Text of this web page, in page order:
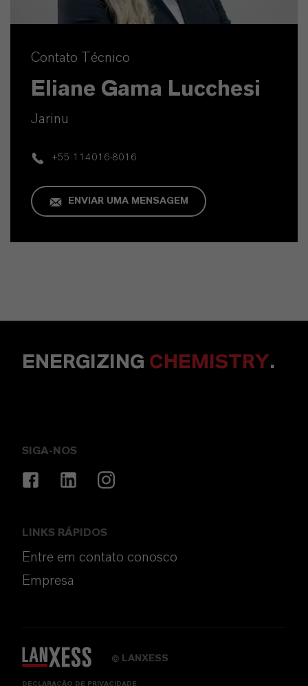
Contato Técnico
Eliane Gama Lucchesi
Jarinu
+55 114016-8016
ENVIAR UMA MENSAGEM
ENERGIZING CHEMISTRY.
SIGA-NOS
LINKS RÁPIDOS
Entre em contato conosco
Empresa
© LANXESS
DECLARAÇÃO DE PRIVACIDADE